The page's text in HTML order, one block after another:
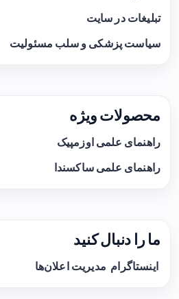
تبلیغات در سایت
سیاست پزشکی و سلب مسئولیت
محصولات ویژه
راهنمای علمی اوزمپیک
راهنمای علمی ساکسندا
ما را دنبال کنید
اینستاگرام مدیریت اعلان‌ها